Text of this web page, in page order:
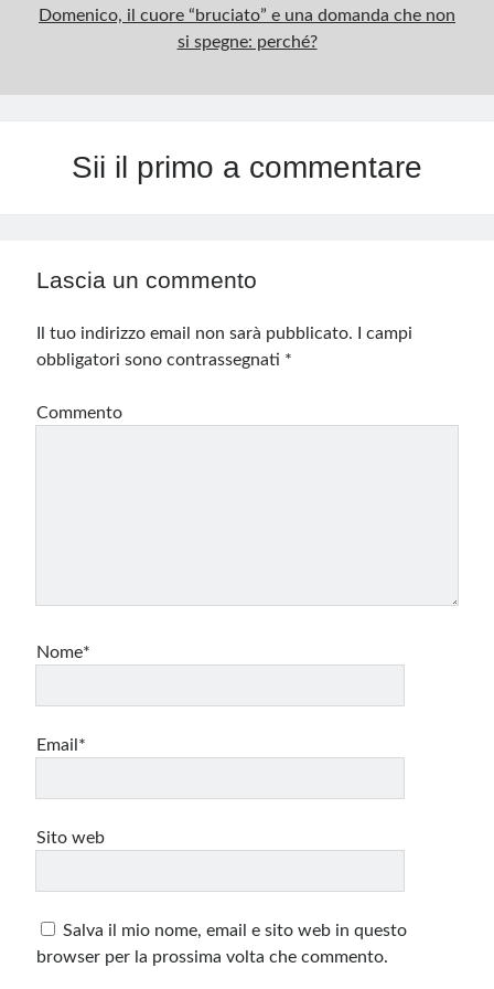
Domenico, il cuore “bruciato” e una domanda che non
si spegne: perché?
Sii il primo a commentare
Lascia un commento
Il tuo indirizzo email non sarà pubblicato.
I campi
obbligatori sono contrassegnati *
Commento
Nome*
Email*
Sito web
Salva il mio nome, email e sito web in questo
browser per la prossima volta che commento.